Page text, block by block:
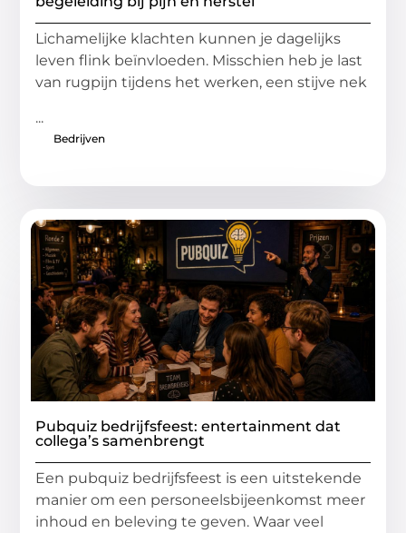
Lichamelijke klachten kunnen je dagelijks
leven flink beïnvloeden. Misschien heb je last
van rugpijn tijdens het werken, een stijve nek
...
Bedrijven
Pubquiz bedrijfsfeest: entertainment dat
collega’s samenbrengt
Een pubquiz bedrijfsfeest is een uitstekende
manier om een personeelsbijeenkomst meer
inhoud en beleving te geven. Waar veel